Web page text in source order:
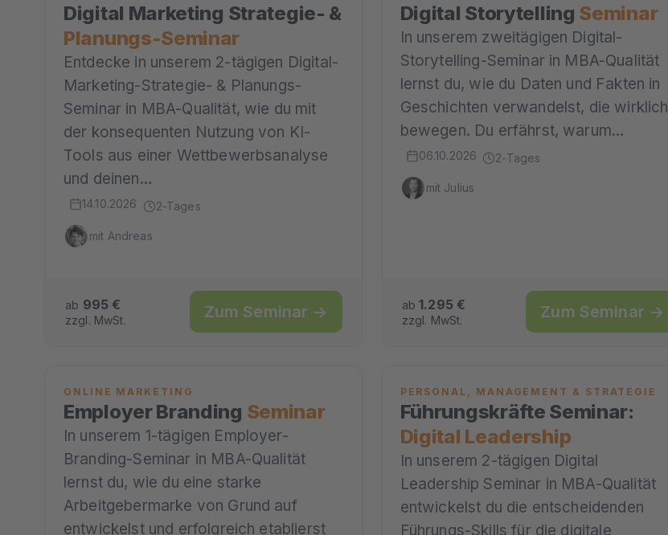
Digital Marketing Strategie- &
Planungs-Seminar
Entdecke in unserem 2-tägigen Digital-
Marketing-Strategie- & Planungs-
Seminar in MBA-Qualität, wie du mit
der konsequenten Nutzung von KI-
Tools aus einer Wettbewerbsanalyse
und deinen…
14.10.2026 2-Tages
mit Andreas
ab 995 €
zzgl. MwSt. Zum Seminar →
Digital Storytelling Seminar
In unserem zweitägigen Digital-
Storytelling-Seminar in MBA-Qualität
lernst du, wie du Daten und Fakten in
Geschichten verwandelst, die wirklich
bewegen. Du erfährst, warum…
06.10.2026 2-Tages
mit Julius
ab 1.295 €
zzgl. MwSt. Zum Seminar →
ONLINE MARKETING
Employer Branding Seminar
In unserem 1-tägigen Employer-
Branding-Seminar in MBA-Qualität
lernst du, wie du eine starke
Arbeitgebermarke von Grund auf
entwickelst und erfolgreich etablierst
PERSONAL, MANAGEMENT & STRATEGIE
Führungskräfte Seminar:
Digital Leadership
In unserem 2-tägigen Digital
Leadership Seminar in MBA-Qualität
entwickelst du die entscheidenden
Führungs-Skills für die digitale